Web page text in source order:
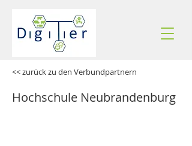
<< zurück zu den Verbundpartnern
Hochschule Neubrandenburg